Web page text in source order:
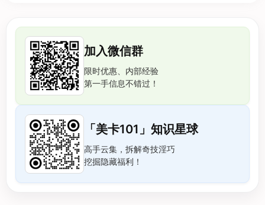
加入微信群
限时优惠、内部经验
第一手信息不错过！
「美卡101」知识星球
高手云集，拆解奇技淫巧
挖掘隐藏福利！